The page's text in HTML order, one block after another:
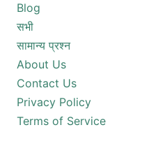
Blog
सभी
सामान्य प्रश्न
About Us
Contact Us
Privacy Policy
Terms of Service